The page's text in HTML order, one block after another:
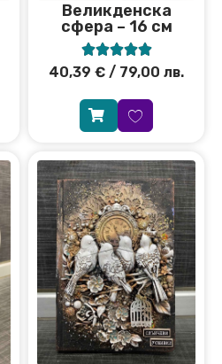
Великденска
сфера – 16 см

40,39 € / 79,00 лв.